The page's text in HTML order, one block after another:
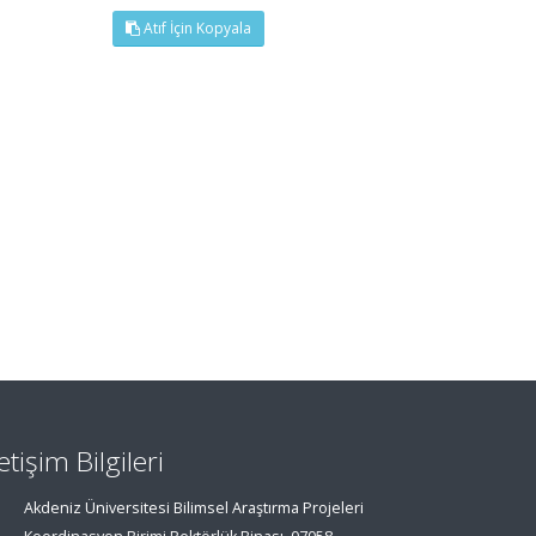
Atıf İçin Kopyala
Bilgileri
Akdeniz Üniversitesi Bilimsel Araştırma Projeleri